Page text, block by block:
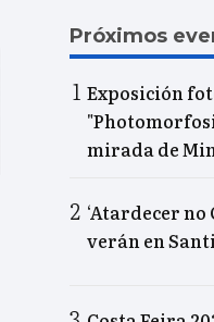
Próximos
Exposición
mirada de
‘Atardecer no
verán en